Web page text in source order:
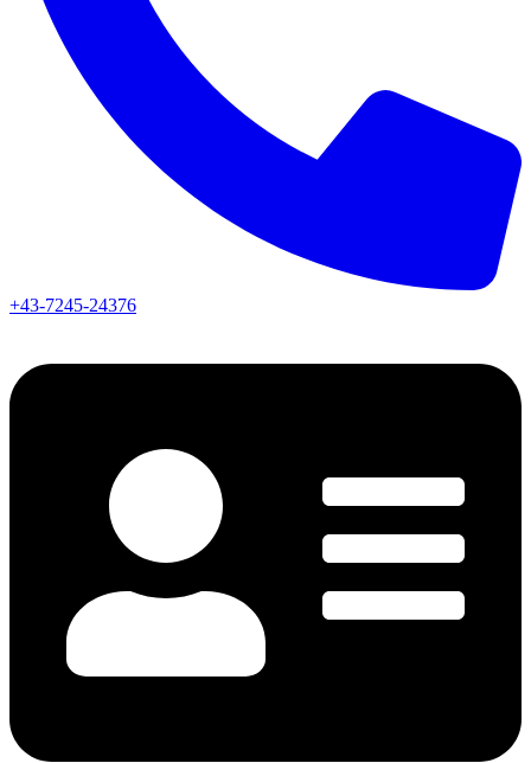
+43-7245-24376